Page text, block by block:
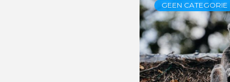
GEEN CATEGORIE